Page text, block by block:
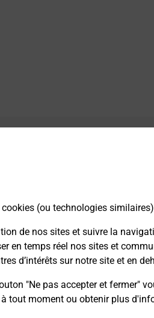
(ou technologies
de nos sites et suivre la
en temps réel nos sites et
d’intérêts sur notre site et en
"Ne pas accepter et fermer"
tout moment ou obtenir plus